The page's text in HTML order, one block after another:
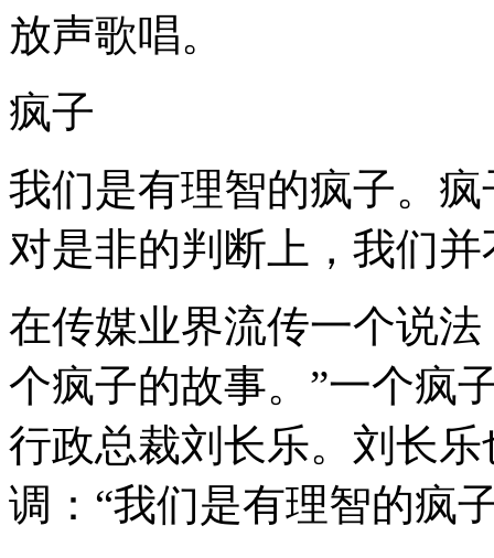
放声歌唱。
疯子
我们是有理智的疯子。
对是非的判断上，我们
在传媒业界流传一个说
个疯子的故事。”一个疯
行政总裁刘长乐。刘长
调：“我们是有理智的疯